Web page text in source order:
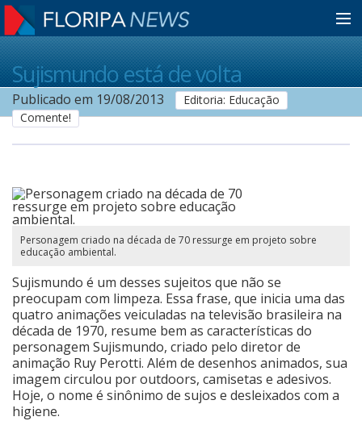
Home
Notícias
Classificados
Guia de Serviços
Anuncie
Cinema
Sujismundo está de volta
Publicado em 19/08/2013
Editoria: Educação
Comente!
Personagem criado na década de 70 ressurge em projeto sobre
educação ambiental.
Sujismundo é um desses sujeitos que não se
preocupam com limpeza. Essa frase, que inicia uma das
quatro animações veiculadas na televisão brasileira na
década de 1970, resume bem as características do
personagem Sujismundo, criado pelo diretor de
animação Ruy Perotti. Além de desenhos animados, sua
imagem circulou por outdoors, camisetas e adesivos.
Hoje, o nome é sinônimo de sujos e desleixados com a
higiene.